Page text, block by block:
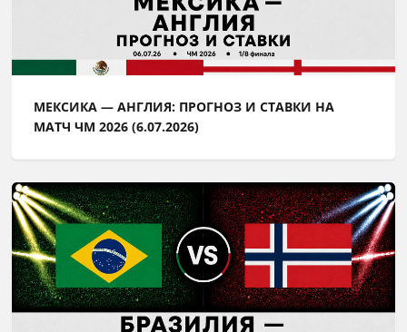
МЕКСИКА — АНГЛИЯ: ПРОГНОЗ И СТАВКИ НА
МАТЧ ЧМ 2026 (6.07.2026)